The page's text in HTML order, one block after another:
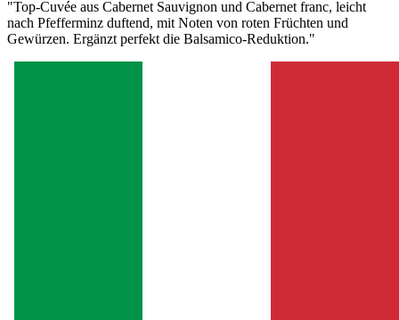
"Top-Cuvée aus Cabernet Sauvignon und Cabernet franc, leicht
nach Pfefferminz duftend, mit Noten von roten Früchten und
Gewürzen. Ergänzt perfekt die Balsamico-Reduktion."